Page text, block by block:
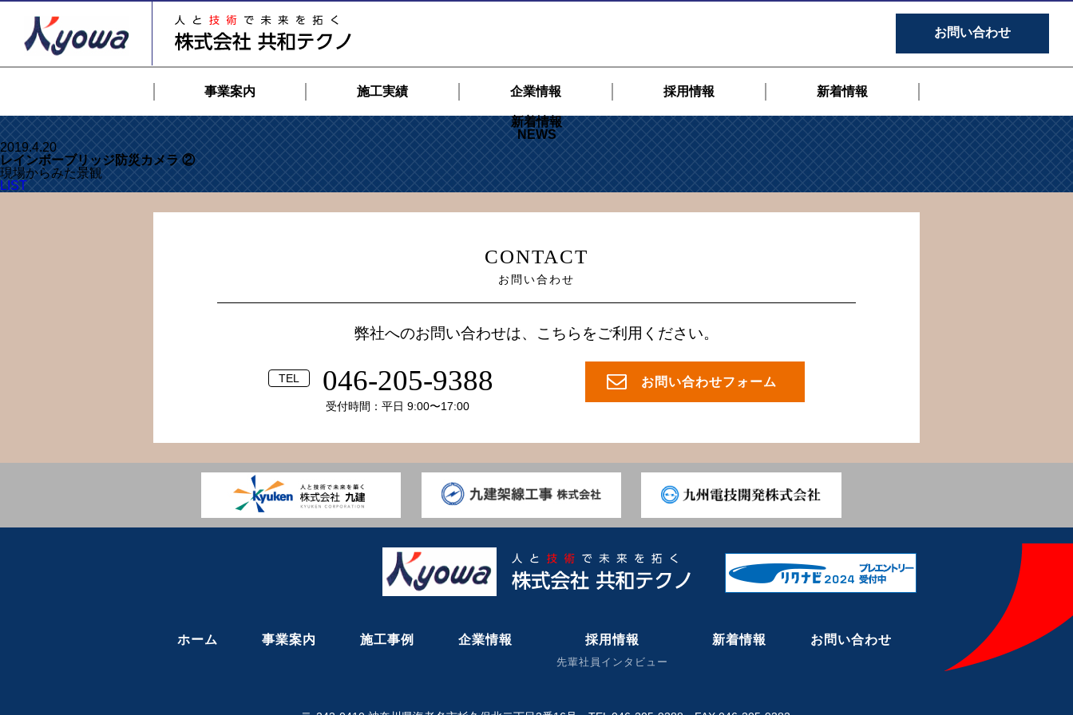
お問い合わせ
事業案内 施工実績 企業情報 採用情報 新着情報
新着情報
NEWS
2019.4.20
レインボーブリッジ防災カメラ ②
現場からみた景観
LIST
CONTACT
お問い合わせ
弊社へのお問い合わせは、こちらをご利用ください。
TEL 046-205-9388
受付時間：平日 9:00〜17:00
お問い合わせフォーム
ホーム 事業案内 施工事例 企業情報 採用情報
先輩社員インタビュー
新着情報 お問い合わせ